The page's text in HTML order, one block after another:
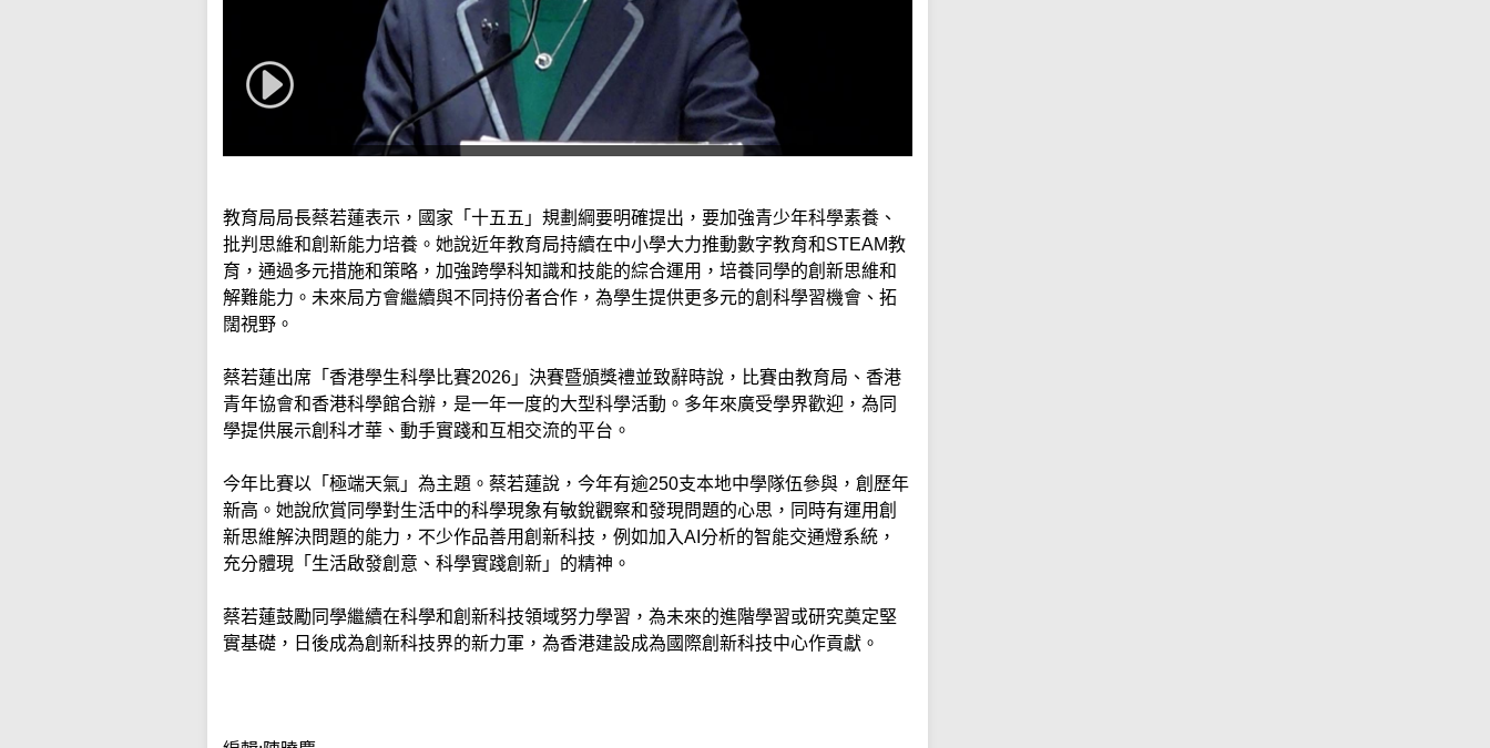
教育局局長蔡若蓮表示，國家「十五五」規劃綱要明確提出，要加強青少年科學素養、
批判思維和創新能力培養。她說近年教育局持續在中小學大力推動數字教育和STEAM教
育，通過多元措施和策略，加強跨學科知識和技能的綜合運用，培養同學的創新思維和
解難能力。未來局方會繼續與不同持份者合作，為學生提供更多元的創科學習機會、拓
闊視野。
蔡若蓮出席「香港學生科學比賽2026」決賽暨頒獎禮並致辭時說，比賽由教育局、香港
青年協會和香港科學館合辦，是一年一度的大型科學活動。多年來廣受學界歡迎，為同
學提供展示創科才華、動手實踐和互相交流的平台。
今年比賽以「極端天氣」為主題。蔡若蓮說，今年有逾250支本地中學隊伍參與，創歷年
新高。她說欣賞同學對生活中的科學現象有敏銳觀察和發現問題的心思，同時有運用創
新思維解決問題的能力，不少作品善用創新科技，例如加入AI分析的智能交通燈系統，
充分體現「生活啟發創意、科學實踐創新」的精神。
蔡若蓮鼓勵同學繼續在科學和創新科技領域努力學習，為未來的進階學習或研究奠定堅
實基礎，日後成為創新科技界的新力軍，為香港建設成為國際創新科技中心作貢獻。